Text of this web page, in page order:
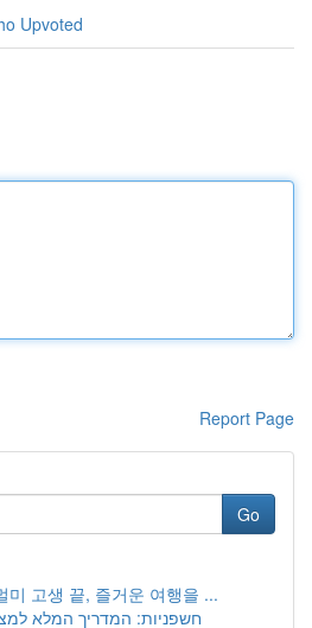
Upvoted
Report Page
Go
미 고생 끝, 즐거운 여행을 ...
חשפניות: המדריך המלא